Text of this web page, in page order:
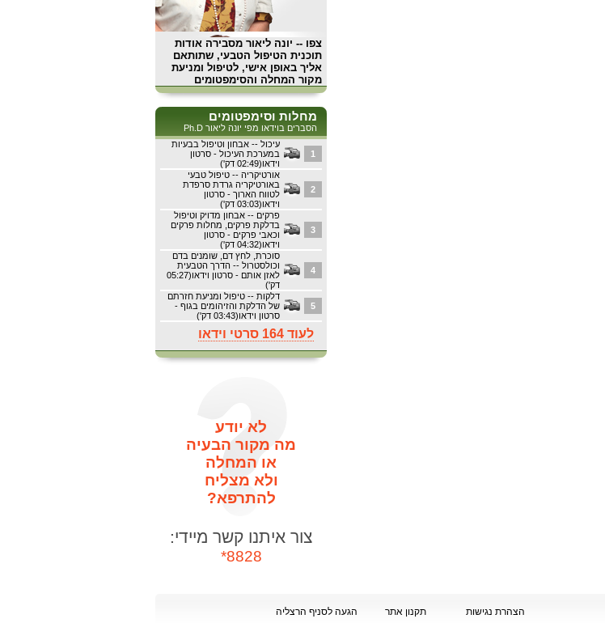
צפו -- יונה ליאור מסבירה אודות
תוכנית הטיפול הטבעי, שתותאם
אליך באופן אישי, לטיפול ומניעת
מקור המחלה והסימפטומים
מחלות וסימפטומים
הסברים בוידאו מפי יונה ליאור Ph.D
עיכול -- אבחון וטיפול בבעיות
במערכת העיכול - סרטון
וידאו(02:49 דק')
1
אורטיקריה -- טיפול טבעי
באורטיקריה גרדת סרפדת
לטווח הארוך - סרטון
וידאו(03:03 דק')
2
פרקים -- אבחון מדויק וטיפול
בדלקת פרקים, מחלות פרקים
וכאבי פרקים - סרטון
וידאו(04:32 דק')
3
סוכרת, לחץ דם, שומנים בדם
וכולסטרול -- הדרך הטבעית
לאזן אותם - סרטון וידאו(05:27
דק')
4
דלקות -- טיפול ומניעת חזרתם
של הדלקת והזיהומים בגוף -
סרטון וידאו(03:43 דק')
5
לעוד 164 סרטי וידאו
לא יודע
מה מקור הבעיה
או המחלה
ולא מצליח
להתרפא?
צור איתנו קשר מיידי:
8828*
הגעה לסניף הרצליה תקנון אתר הצהרת נגישות